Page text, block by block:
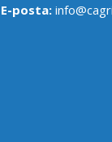
E-posta: